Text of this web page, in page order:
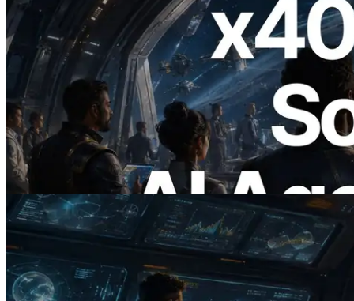
2026.07.04
ERPC x402 destekli Solana RPC'yi
yayınladı — AI agent'ların ihtiyaç
duydukları API'ler için anında ödeme
yaptığı dönem
Bu makaleyi oku